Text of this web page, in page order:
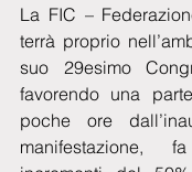
La FIC –
terrà proprio
suo 29esimo
favorendo una
poche ore
manifestazione,